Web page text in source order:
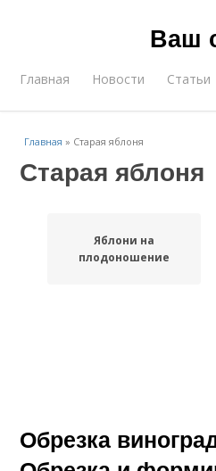
Ваш
Главная Новости Статьи
Главная » Старая яблоня
Старая яблоня
Яблони на
плодоношение
Обрезка